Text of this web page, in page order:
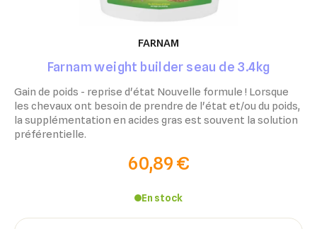
FARNAM
Farnam weight builder seau de 3.4kg
Gain de poids - reprise d'état Nouvelle formule ! Lorsque
les chevaux ont besoin de prendre de l'état et/ou du poids,
la supplémentation en acides gras est souvent la solution
préférentielle.
60,89 €
En stock